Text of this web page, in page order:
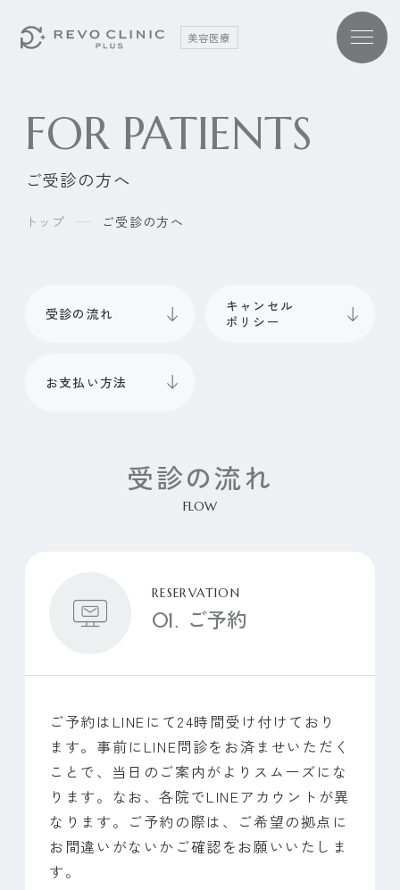
美容医療
MENU 施術メニュー
美容点滴・美容注射
美容施術
二日酔い内服
AGA
CLINICS クリニック一覧
ABOUT
FOR PATIENTS
ご受診の方へ
トップ ご受診の方へ
受診の流れ
キャンセル
ポリシー
お支払い方法
受診の流れ
FLOW
RESERVATION
ご予約
ご予約はLINEにて24時間受け付けており
ます。事前にLINE問診をお済ませいただく
ことで、当日のご案内がよりスムーズにな
ります。なお、各院でLINEアカウントが異
なります。ご予約の際は、ご希望の拠点に
お間違いがないかご確認をお願いいたしま
す。